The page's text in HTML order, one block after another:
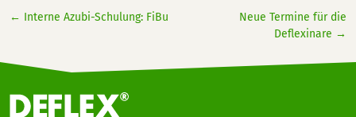
← Interne Azubi-Schulung: FiBu
Neue Termine für die
Deflexinare →